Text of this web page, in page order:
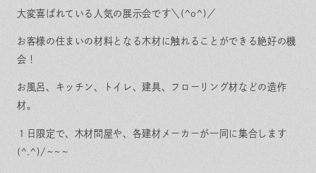
大変喜ばれている人気の展示会です＼(^o^)／
お客様の住まいの材料となる木材に触れることができる絶好の機
会！
お風呂、キッチン、トイレ、建具、フローリング材などの造作
材。
１日限定で、木材問屋や、各建材メーカーが一同に集合します
(^.^)/~~~